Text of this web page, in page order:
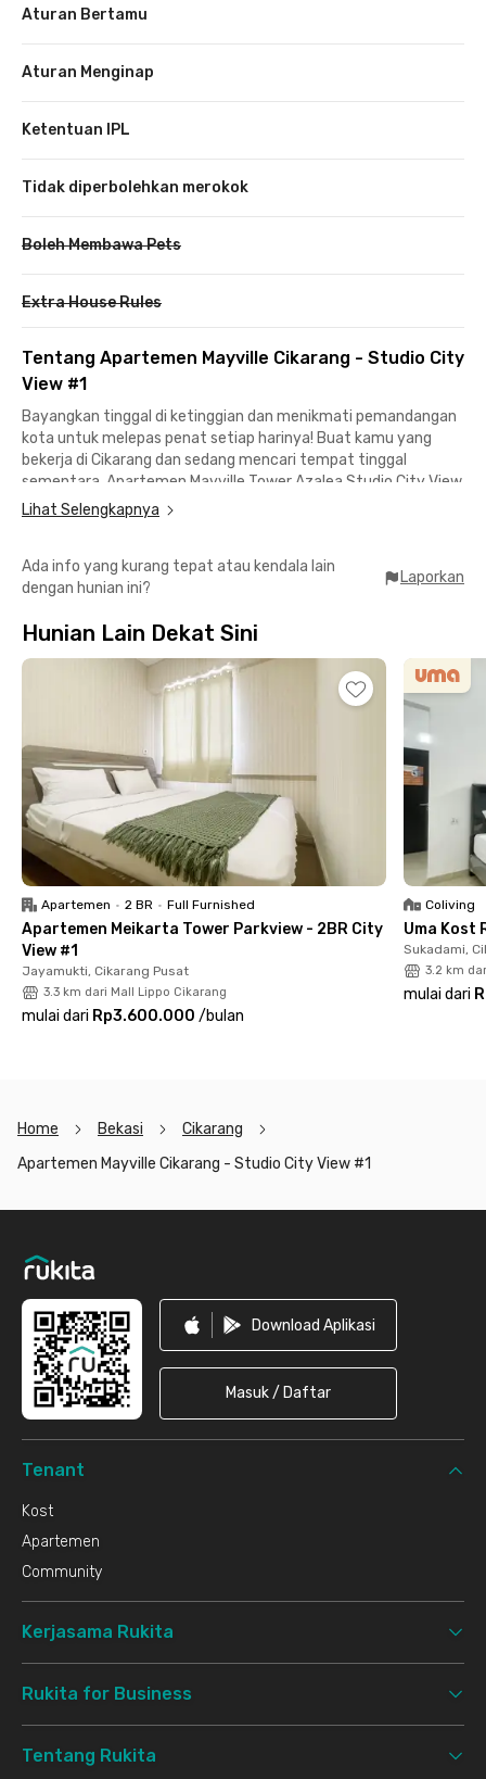
Aturan Bertamu
Aturan Menginap
Ketentuan IPL
Tidak diperbolehkan merokok
Boleh Membawa Pets
Extra House Rules
Tentang Apartemen Mayville Cikarang - Studio City
View #1
Bayangkan tinggal di ketinggian dan menikmati pemandangan
kota untuk melepas penat setiap harinya! Buat kamu yang
bekerja di Cikarang dan sedang mencari tempat tinggal
sementara, Apartemen Mayville Tower Azalea Studio City View
#1 dapat mengakomodasi kebutuhanmu.
berfurnitur dengan AC, kamar mandi, serta kitchen set.
Fasilitas gedung termasuk WiFi, lift, lobi, dan area parkir yang
Sewa apartemen Cikarang Selatan ini menguntungkan bagi
profesional yang bekerja di Lippo Cikarang, Orange County CBD,
maupun pabrik Cikarang dengan jarak sekitar 10 menit
Siloam Cikarang. Butuh belanja? Lippo Mall Cikarang cuma 7
menit jauhnya dari apartemen Cikarang ini.
Tertarik? Yuk, booking apartemen Cikarang yang bisa disewa
bulanan dan tahunan ini.
Lihat Selengkapnya
Ada info yang kurang tepat atau kendala lain
dengan hunian ini?
Laporkan
Hunian Lain Dekat Sini
Apartemen • 2 BR • Full Furnished
Apartemen Meikarta Tower Parkview - 2BR City
View #1
Jayamukti, Cikarang Pusat
3.3 km dari Mall Lippo Cikarang
mulai dari Rp3.600.000 /bulan
Coliving
Uma Kost
Sukadami,
3.2 km
mulai dari
Home Bekasi
Cikarang
Apartemen Mayville Cikarang - Studio City View #1
Download Aplikasi
Masuk / Daftar
Tenant
Kost
Apartemen
Community
Kerjasama Rukita
Rukita for Business
Tentang Rukita